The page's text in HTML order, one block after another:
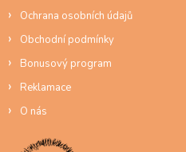
Ochrana osobních údajů
Obchodní podmínky
Bonusový program
Reklamace
O nás